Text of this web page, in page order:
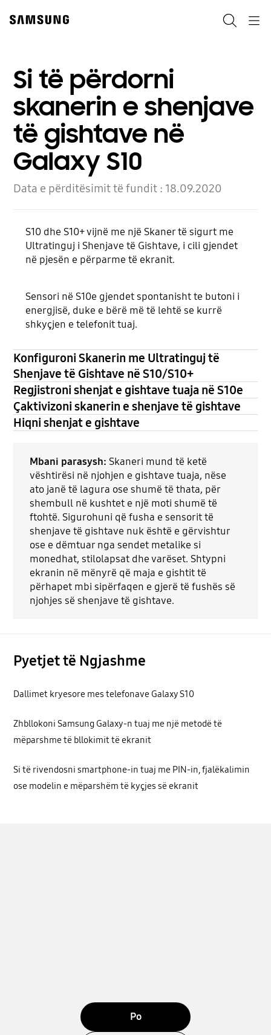
content
Si të përdorni
skanerin e shenjave
të gishtave në
Galaxy S10
Data e përditësimit të fundit : 18.09.2020
S10 dhe S10+ vijnë me një Skaner të sigurt me
Ultratinguj i Shenjave të Gishtave, i cili gjendet
në pjesën e përparme të ekranit.
Sensori në S10e gjendet spontanisht te butoni i
energjisë, duke e bërë më të lehtë se kurrë
shkyçjen e telefonit tuaj.
Konfiguroni Skanerin me Ultratinguj të
Shenjave të Gishtave në S10/S10+
Regjistroni shenjat e gishtave tuaja në S10e
Çaktivizoni skanerin e shenjave të gishtave
Hiqni shenjat e gishtave
Mbani parasysh: Skaneri mund të ketë
vështirësi në njohjen e gishtave tuaja, nëse
ato janë të lagura ose shumë të thata, për
shembull në kushtet e një moti shumë të
ftohtë. Sigurohuni që fusha e sensorit të
shenjave të gishtave nuk është e gërvishtur
ose e dëmtuar nga sendet metalike si
monedhat, stilolapsat dhe varëset. Shtypni
ekranin në mënyrë që maja e gishtit të
përhapet mbi sipërfaqen e gjerë të fushës së
njohjes së shenjave të gishtave.
Pyetjet të Ngjashme
Dallimet kryesore mes telefonave Galaxy S10
Zhbllokoni Samsung Galaxy-n tuaj me një metodë të
mëparshme të bllokimit të ekranit
Si të rivendosni smartphone-in tuaj me PIN-in, fjalëkalimin
ose modelin e mëparshëm të kyçjes së ekranit
Po